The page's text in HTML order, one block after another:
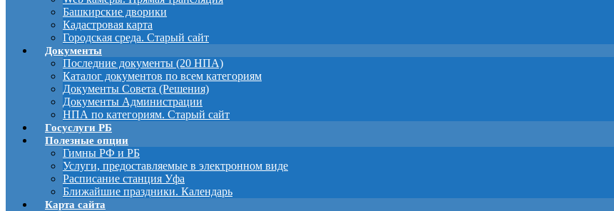
Башкирские дворики
Кадастровая карта
Городская среда. Старый сайт
Документы
Последние документы (20 НПА)
Каталог документов по всем категориям
Документы Совета (Решения)
Документы Администрации
НПА по категориям. Старый сайт
Госуслуги РБ
Полезные опции
Гимны РФ и РБ
Услуги, предоставляемые в электронном виде
Расписание станция Уфа
Ближайшие праздники. Календарь
Карта сайта